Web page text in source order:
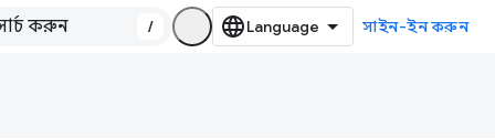
/ সাইন-ইন করুন